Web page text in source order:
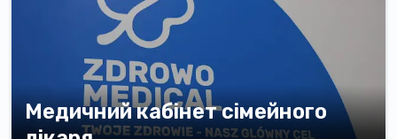
Медичний кабінет сімейного